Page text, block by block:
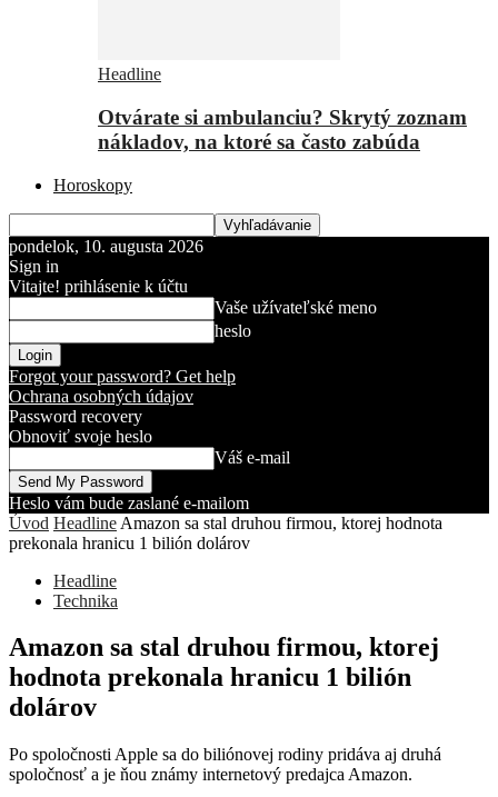
Headline
Otvárate si ambulanciu? Skrytý zoznam
nákladov, na ktoré sa často zabúda
Horoskopy
pondelok, 10. augusta 2026
Sign in
Vitajte! prihlásenie k účtu
Vaše užívateľské meno
heslo
Forgot your password? Get help
Ochrana osobných údajov
Password recovery
Obnoviť svoje heslo
Váš e-mail
Heslo vám bude zaslané e-mailom
Úvod Headline Amazon sa stal druhou firmou, ktorej hodnota
prekonala hranicu 1 bilión dolárov
Headline
Technika
Amazon sa stal druhou firmou, ktorej
hodnota prekonala hranicu 1 bilión
dolárov
Po spoločnosti Apple sa do biliónovej rodiny pridáva aj druhá
spoločnosť a je ňou známy internetový predajca Amazon.